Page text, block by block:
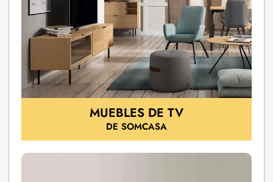
MUEBLES DE TV
DE SOMCASA